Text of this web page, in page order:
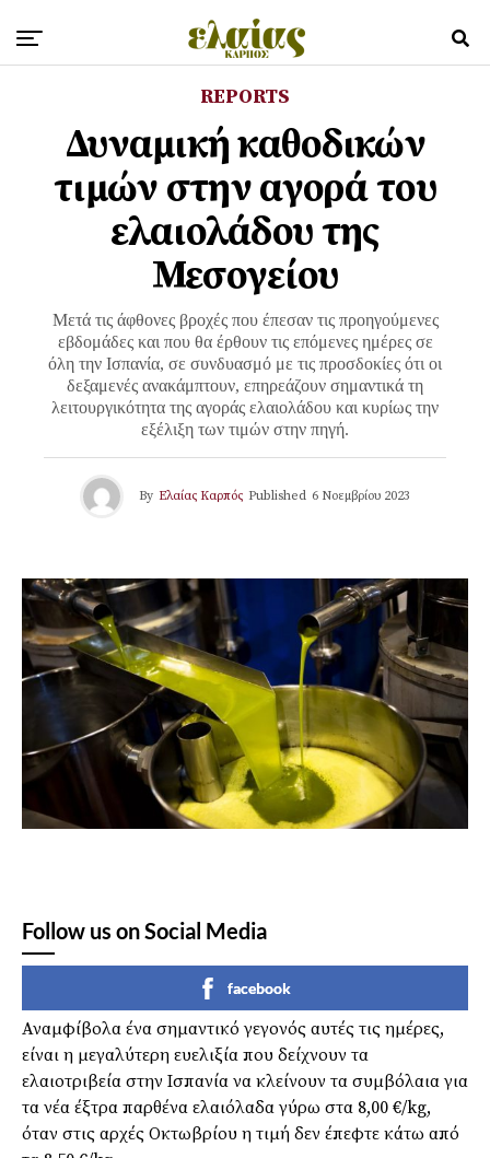
REPORTS
Δυναμική καθοδικών
τιμών στην αγορά του
ελαιολάδου της
Μεσογείου
Μετά τις άφθονες βροχές που έπεσαν τις προηγούμενες
εβδομάδες και που θα έρθουν τις επόμενες ημέρες σε
όλη την Ισπανία, σε συνδυασμό με τις προσδοκίες ότι οι
δεξαμενές ανακάμπτουν, επηρεάζουν σημαντικά τη
λειτουργικότητα της αγοράς ελαιολάδου και κυρίως την
εξέλιξη των τιμών στην πηγή.
By Ελαίας Καρπός Published 6 Νοεμβρίου 2023
Follow us on Social Media
facebook
Αναμφίβολα ένα σημαντικό γεγονός αυτές τις ημέρες,
είναι η μεγαλύτερη ευελιξία που δείχνουν τα
ελαιοτριβεία στην Ισπανία να κλείνουν τα συμβόλαια για
τα νέα έξτρα παρθένα ελαιόλαδα γύρω στα 8,00 €/kg,
όταν στις αρχές Οκτωβρίου η τιμή δεν έπεφτε κάτω από